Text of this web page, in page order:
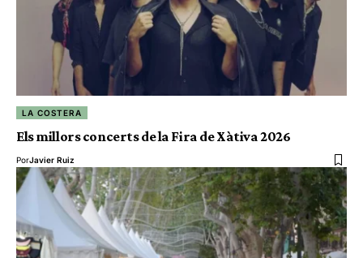
LA COSTERA
Els millors concerts de la Fira de Xàtiva 2026
PorJavier Ruiz